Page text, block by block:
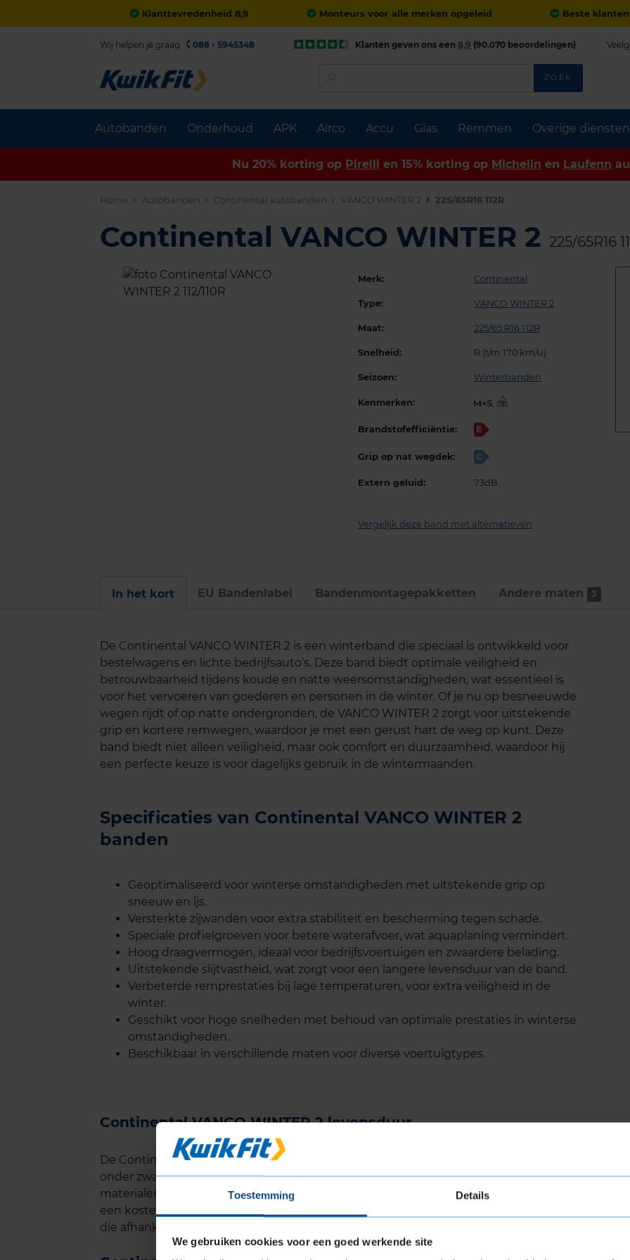
Toestemming Details
We gebruiken cookies voor een goed werkende site
Klanttevredenheid 8,9 Monteurs voor alle merken opgeleid Beste
Autobanden Onderhoud APK Airco Accu Glas Remmen Overige diensten
Wij helpen je graag. 088 - 5945348 Klanten geven ons een 8,9 (90.070 beoordelingen)
ZOEK
Nu 20% korting op Pirelli en 15% korting op Michelin en Laufenn
Home Autobanden Continental autobanden VANCO WINTER 2 225/65R16 112R
Continental VANCO WINTER 2 225/65R16
Merk: Continental
Type: VANCO WINTER 2
Maat: 225/65 R16 112R
Snelheid: R (t/m 170 km/u)
Seizoen: Winterbanden
Kenmerken: ,
Brandstofefficiëntie: E
Grip op nat wegdek: C
Extern geluid: 73dB
Vergelijk deze band met alternatieven
In het kort EU Bandenlabel Bandenmontage­pakketten Andere maten 3
De Continental VANCO WINTER 2 is een winterband die speciaal is ontwikkeld voor
bestelwagens en lichte bedrijfsauto’s. Deze band biedt optimale veiligheid en
betrouwbaarheid tijdens koude en natte weersomstandigheden, wat essentieel is
voor het vervoeren van goederen en personen in de winter. Of je nu op besneeuwde
wegen rijdt of op natte ondergronden, de VANCO WINTER 2 zorgt voor uitstekende
grip en kortere remwegen, waardoor je met een gerust hart de weg op kunt. Deze
band biedt niet alleen veiligheid, maar ook comfort en duurzaamheid, waardoor hij
een perfecte keuze is voor dagelijks gebruik in de wintermaanden.
Specificaties van Continental VANCO WINTER 2
banden
Geoptimaliseerd voor winterse omstandigheden met uitstekende grip op
sneeuw en ijs.
Versterkte zijwanden voor extra stabiliteit en bescherming tegen schade.
Speciale profielgroeven voor betere waterafvoer, wat aquaplaning vermindert.
Hoog draagvermogen, ideaal voor bedrijfsvoertuigen en zwaardere belading.
Uitstekende slijtvastheid, wat zorgt voor een langere levensduur van de band.
Verbeterde remprestaties bij lage temperaturen, voor extra veiligheid in de
winter.
Geschikt voor hoge snelheden met behoud van optimale prestaties in winterse
omstandigheden.
Beschikbaar in verschillende maten voor diverse voertuigtypes.
Continental VANCO WINTER 2 levensduur
De Continental VANCO WINTER 2 staat bekend om zijn uitstekende levensduur, zelfs
onder zware omstandigheden. Dankzij de versterkte structuur en hoogwaardige
materialen, slijt deze band langzamer dan veel andere winterbanden. Dit maakt hem
een kostenefficiënte keuze voor eigenaren van bestelwagens en bedrijfsvoertuigen,
die afhankelijk zijn van duurzame banden voor hun dagelijkse werkzaamheden.